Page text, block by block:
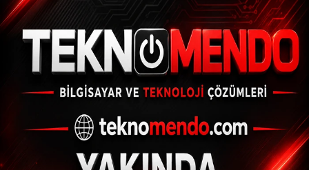
(İHA) - İhlas Haber Ajansı | 31.07.2024 - 18:00, Güncelleme: 31.07.2024
- 17:51
Denizli’nin çocukları satrançta Türkiye
şampiyonu oldu
ABONE OL